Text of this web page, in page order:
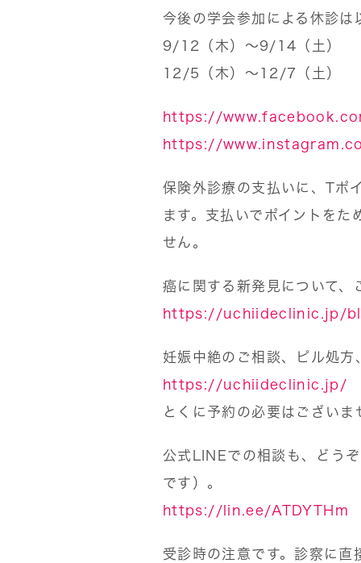
今後の学会参加による休診は
9/12（木）〜9/14（土）
12/5（木）〜12/7（土）
https://
https://
保険外診療の支払いに、Tポ
ます。支払いでポイントを
せん。
癌に関する新発見について、
https://uchiideclinic.jp/
妊娠中絶のご相談、ピル処
https://uchiideclinic.jp/
とくに予約の必要はござい
公式LINEでの相談も、どう
です）。
https://lin.ee/ATDYTHm
受診時の注意です。診察に